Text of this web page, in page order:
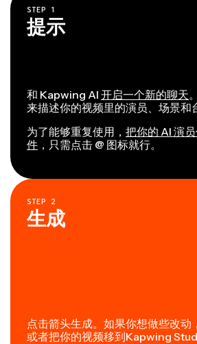
STEP 1
提示
和 Kapwing AI 开启一个新的聊天
来描述你的视频里的演员、场景和
为了能够重复使用， 把你的 AI 演
件 ，只需点击 @ 图标就行。
STEP 2
生成
点击箭头生成。如果你想做些改动
或者把你的视频移到Kapwing